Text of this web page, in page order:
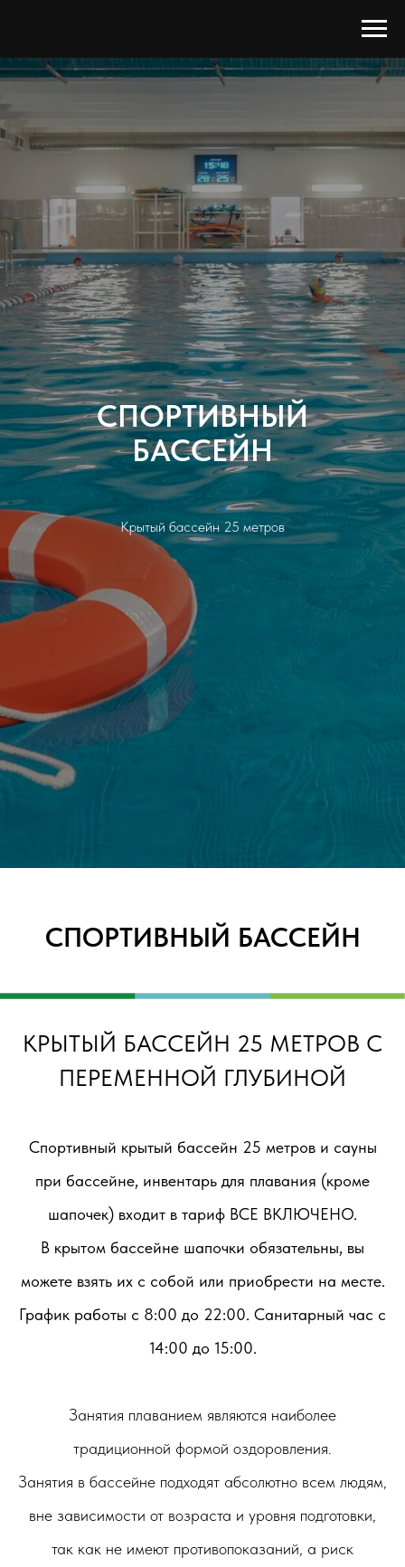
СПОРТИВНЫЙ
БАССЕЙН
Крытый бассейн 25 метров
СПОРТИВНЫЙ БАССЕЙН
КРЫТЫЙ БАССЕЙН 25 МЕТРОВ С
ПЕРЕМЕННОЙ ГЛУБИНОЙ
Спортивный крытый бассейн 25 метров и сауны
при бассейне, инвентарь для плавания (кроме
шапочек) входит в тариф ВСЕ ВКЛЮЧЕНО.
В крытом бассейне шапочки обязательны, вы
можете взять их с собой или приобрести на месте.
График работы с 8:00 до 22:00. Санитарный час с
14:00 до 15:00.
Занятия плаванием являются наиболее
традиционной формой оздоровления.
Занятия в бассейне подходят абсолютно всем людям,
вне зависимости от возраста и уровня подготовки,
так как не имеют противопоказаний, а риск